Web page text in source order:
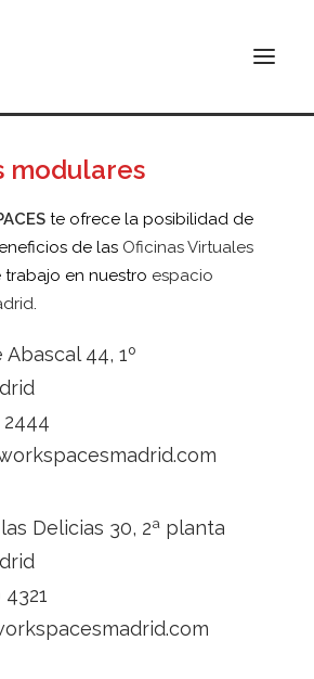
ABASCAL
BUSCAR
+ Oficina Virtual
modulares
te ofrece la posibilidad de
de las Oficinas Virtuales
en nuestro espacio
.
44, 1º
2444
Delicias 30, 2ª planta
4321